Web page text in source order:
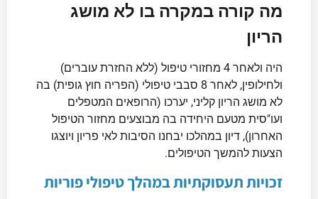
מה קורה במקרה בו לא מושג
הריון
היה ולאחר 4 מחזורי טיפול (ללא החזרת עוברים)
ולחילופין, לאחר 8 סבבי טיפולי (הפריה חוץ גופית) בה
לא מושג הריון קליני, יערכו (הרופאים המטפלים
ועו"סית מטעם היחידה בה מבוצעים מחזור הטיפול
האחרון), דיון במהלכו יבחנו הסיבות לאי פריון ויוצגו
הצעות להמשך הטיפולים.
זכויות תעסוקתיות במהלך טיפולי פוריות